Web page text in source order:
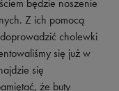
będzie noszenie
Z ich pomocą
cholewki
się już w
się
że buty